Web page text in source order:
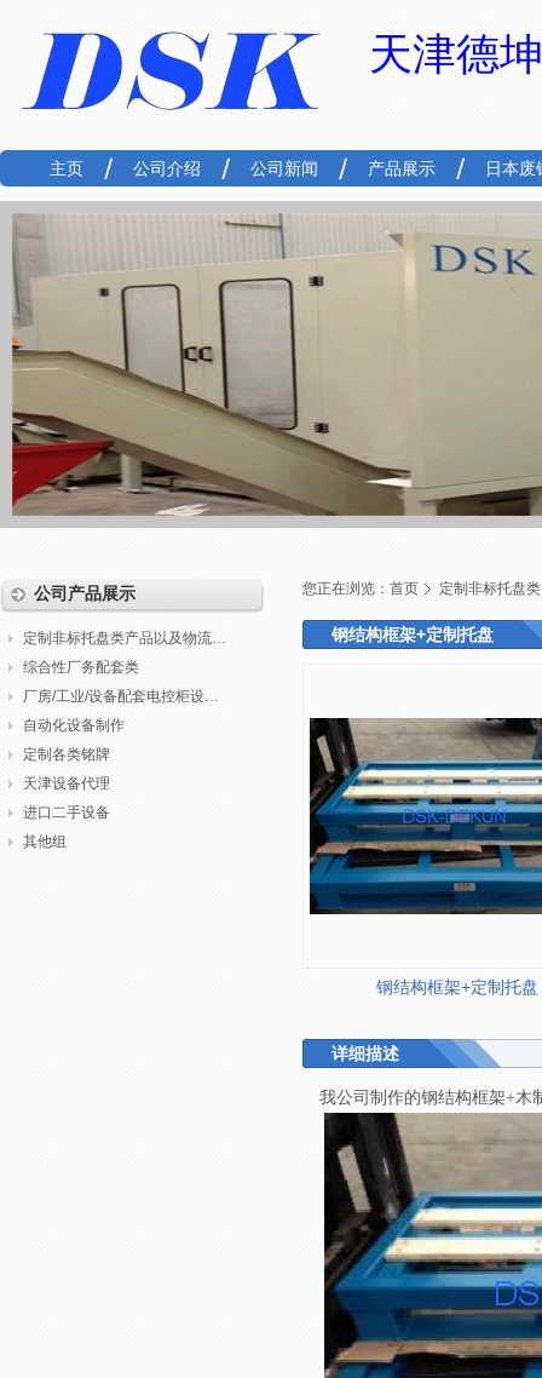
天津德
主页 公司介绍 公司新闻 产品展示 日本废
公司产品展示
定制非标托盘类产品以及物流包装
综合性厂务配套类
厂房/工业/设备配套电控柜设计制作调试
自动化设备制作
定制各类铭牌
天津设备代理
进口二手设备
其他组
您正在浏览： 首页 定制非标托盘
钢结构框架+定制托盘
钢结构框架+定制托盘
详细描述
我公司制作的钢结构框架+木